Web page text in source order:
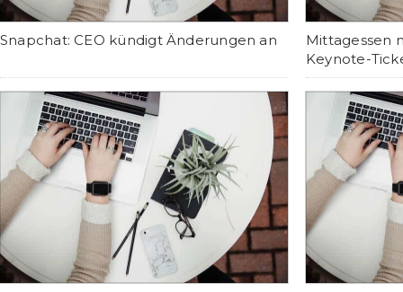
Snapchat: CEO kündigt Änderungen an
Mittagessen
Keynote-